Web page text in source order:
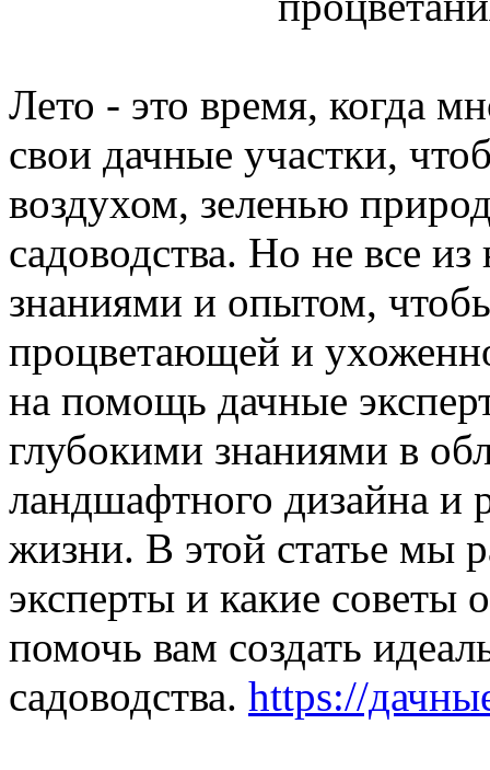
Лето - это время, когда
свои дачные участки,
воздухом, зеленью
садоводства. Но не все
знаниями и опытом,
процветающей и
на помощь дачные
глубокими знаниями в
ландшафтного дизайна и
жизни. В этой статье мы
эксперты и какие советы
помочь вам создать
садоводства. https://